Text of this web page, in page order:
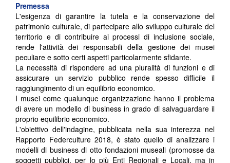
Premessa
L'esigenza di garantire la tutela e la conservazione del
patrimonio culturale, di partecipare allo sviluppo culturale del
territorio e di contribuire ai processi di inclusione sociale,
rende l'attività dei responsabili della gestione dei musei
peculiare e sotto certi aspetti particolarmente sfidante.
La necessità di rispondere ad una pluralità di funzioni e di
assicurare un servizio pubblico rende spesso difficile il
raggiungimento di un equilibrio economico.
I musei come qualunque organizzazione hanno il problema
di avere un modello di business in grado di salvaguardare il
proprio equilibrio economico.
L'obiettivo dell'indagine, pubblicata nella sua interezza nel
Rapporto Federculture 2018, è stato quello di analizzare i
modelli di business di otto fondazioni museali (promosse da
soggetti pubblici, per lo più Enti Regionali e Locali, ma in